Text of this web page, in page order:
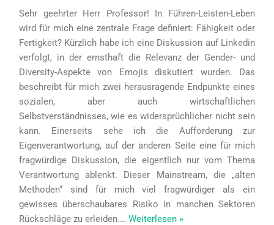
Sehr geehrter Herr Professor! In Führen-Leisten-Leben
wird für mich eine zentrale Frage definiert: Fähigkeit oder
Fertigkeit? Kürzlich habe ich eine Diskussion auf Linkedin
verfolgt, in der ernsthaft die Relevanz der Gender- und
Diversity-Aspekte von Emojis diskutiert wurden. Das
beschreibt für mich zwei herausragende Endpunkte eines
sozialen, aber auch wirtschaftlichen
Selbstverständnisses, wie es widersprüchlicher nicht sein
kann. Einerseits sehe ich die Aufforderung zur
Eigenverantwortung, auf der anderen Seite eine für mich
fragwürdige Diskussion, die eigentlich nur vom Thema
Verantwortung ablenkt. Dieser Mainstream, die „alten
Methoden“ sind für mich viel fragwürdiger als ein
gewisses überschaubares Risiko in manchen Sektoren
Rückschläge zu erleiden.… Weiterlesen »